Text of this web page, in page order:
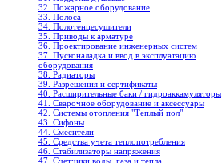
32. Пожарное оборудование
33. Полоса
34. Полотенцесушители
35. Приводы к арматуре
36. Проектирование инженерных систем
37. Пусконаладка и ввод в эксплуатацию
оборудования
38. Радиаторы
39. Разрешения и сертификаты
40. Расширительные баки / гидроаккамуляторы
41. Сварочное оборудование и аксессуары
42. Системы отопления "Теплый пол"
43. Сифоны
44. Смесители
45. Средства учета теплопотребления
46. Стабилизаторы напряжения
47. Счетчики воды, газа и тепла